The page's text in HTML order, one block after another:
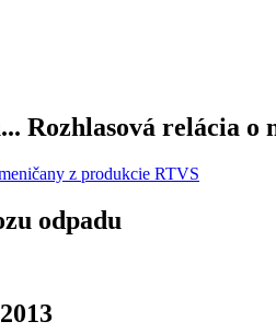
Rozhlasová relácia o
odpadu